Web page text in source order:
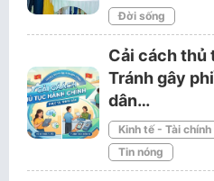
Đời sống
Cải cách thủ
Tránh gây
dân…
Kinh tế - Tài chính
Tin nóng